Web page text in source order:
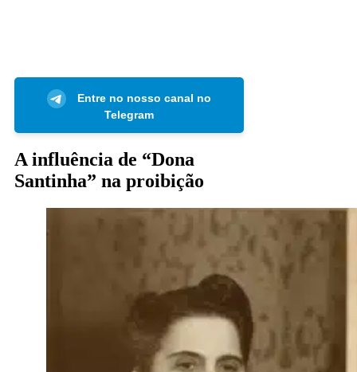
Entre no nosso canal no
Telegram
A influência de “Dona
Santinha” na proibição